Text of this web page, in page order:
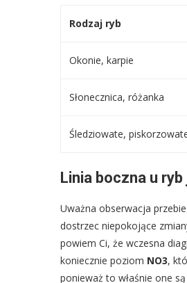
Rodzaj ryb
Okonie, karpie
Słonecznica, różanka
Śledziowate,
Linia boczna u
Uważna obserwacja
dostrzec niepokojące
powiem Ci, że wczesna
koniecznie poziom NO3,
ponieważ to właśnie one